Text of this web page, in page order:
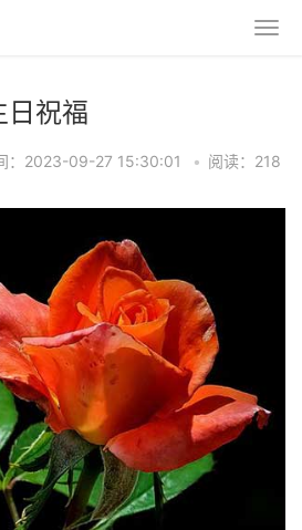
日祝福
：2023-09-27 15:30:01 • 阅读：218